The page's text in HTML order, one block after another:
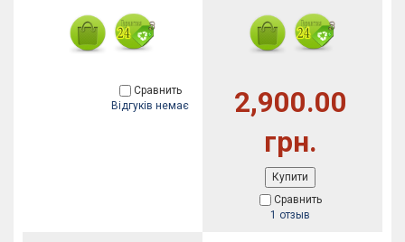
Сравнить
Відгуків немає
2,900.00
грн.
Купити
Сравнить
1 отзыв